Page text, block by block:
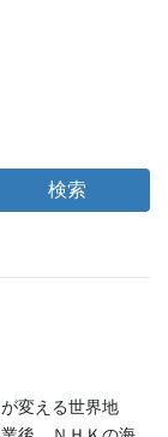
変える世界地